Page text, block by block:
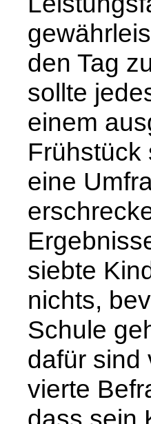
den Tag
sollte
einem
Frühstück
eine
siebte
nichts,
Schule
dafür sind
vierte